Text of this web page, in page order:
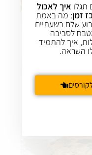
ואפונה
תגלו איך לאכול
זמן: מה באמת
שלם בשעתיים
לסביבה
איך להתמיד
השראה.